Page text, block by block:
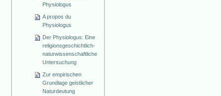
Physiologus
A propos du
Physiologus
Der Physiologus: Eine
religionsgeschichtlich-
naturwissenschaftliche
Untersuchung
Zur empirischen
Grundlage geistlicher
Naturdeutung